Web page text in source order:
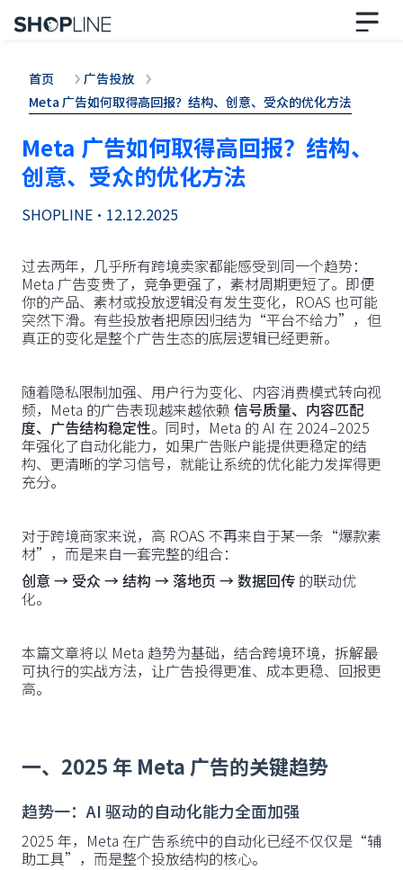
首页
广告投放
Meta 广告如何取得高回报？结构、创意、受众的优化方法
Meta 广告如何取得高回报？结构、
创意、受众的优化方法
SHOPLINE • 12.12.2025
过去两年，几乎所有跨境卖家都能感受到同一个趋势：
Meta 广告变贵了，竞争更强了，素材周期更短了。即便
你的产品、素材或投放逻辑没有发生变化，ROAS 也可能
突然下滑。有些投放者把原因归结为“平台不给力”，但
真正的变化是整个广告生态的底层逻辑已经更新。
随着隐私限制加强、用户行为变化、内容消费模式转向视
频，Meta 的广告表现越来越依赖 信号质量、内容匹配
度、广告结构稳定性。同时，Meta 的 AI 在 2024–2025
年强化了自动化能力，如果广告账户能提供更稳定的结
构、更清晰的学习信号，就能让系统的优化能力发挥得更
充分。
对于跨境商家来说，高 ROAS 不再来自于某一条“爆款素
材”，而是来自一套完整的组合：
创意 → 受众 → 结构 → 落地页 → 数据回传 的联动优
化。
本篇文章将以 Meta 趋势为基础，结合跨境环境，拆解最
可执行的实战方法，让广告投得更准、成本更稳、回报更
高。
一、2025 年 Meta 广告的关键趋势
趋势一：AI 驱动的自动化能力全面加强
2025 年，Meta 在广告系统中的自动化已经不仅仅是“辅
助工具”，而是整个投放结构的核心。